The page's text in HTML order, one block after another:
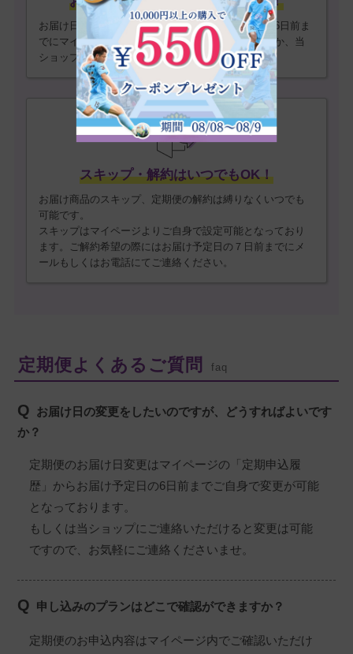
お届け日サイクルは変更が可能です。お届け予定日6日前ま
でにマイページの定期申込履歴からご変更いただくか、当
ショップまでご連絡ください。
スキップ・解約はいつでもOK！
お届け商品のスキップ、定期便の解約は縛りなくいつでも
可能です。
スキップはマイページよりご自身で設定可能となっており
ます。ご解約希望の際にはお届け予定日の７日前までにメ
ールもしくはお電話にてご連絡ください。
定期便よくあるご質問 faq
Q お届け日の変更をしたいのですが、どうすればよいです
か？
定期便のお届け日変更はマイページの「定期申込履
歴」からお届け予定日の6日前までご自身で変更が可能
となっております。
もしくは当ショップにご連絡いただけると変更は可能
ですので、お気軽にご連絡くださいませ。
Q 申し込みのプランはどこで確認ができますか？
定期便のお申込内容はマイページ内でご確認いただけ